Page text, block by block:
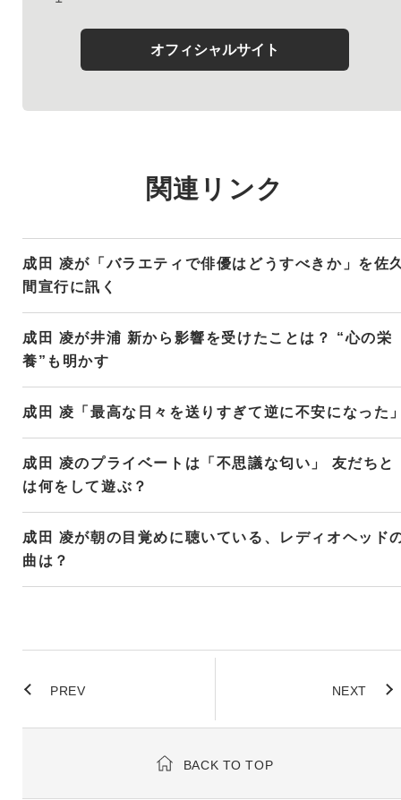
オフィシャルサイト
関連リンク
成田 凌が「バラエティで俳優はどうすべきか」を佐
間宣行に訊く
成田 凌が井浦 新から影響を受けたことは？ “心の栄
養”も明かす
成田 凌「最高な日々を送りすぎて逆に不安になった
成田 凌のプライベートは「不思議な匂い」 友だちと
は何をして遊ぶ？
成田 凌が朝の目覚めに聴いている、レディオヘッド
曲は？
PREV NEXT
BACK TO TOP